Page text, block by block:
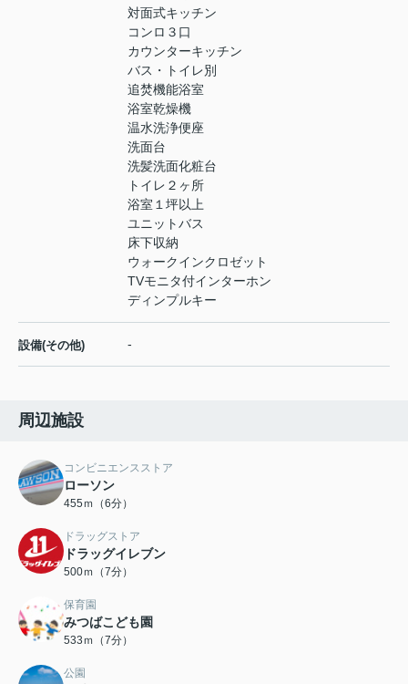
対面式キッチン
コンロ３口
カウンターキッチン
バス・トイレ別
追焚機能浴室
浴室乾燥機
温水洗浄便座
洗面台
洗髪洗面化粧台
トイレ２ヶ所
浴室１坪以上
ユニットバス
床下収納
ウォークインクロゼット
TVモニタ付インターホン
ディンプルキー
設備(その他) -
周辺施設
コンビニエンスストア
ローソン
455ｍ（6分）
ドラッグストア
ドラッグイレブン
500ｍ（7分）
保育園
みつばこども園
533ｍ（7分）
公園